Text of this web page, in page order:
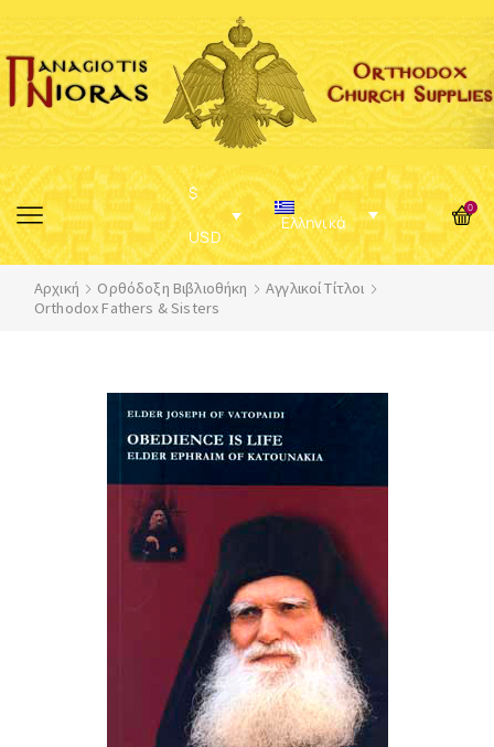
$
USD
Ελληνικά
0
Αρχική Ορθόδοξη Βιβλιοθήκη
Αγγλικοί Τίτλοι
Orthodox Fathers & Sisters